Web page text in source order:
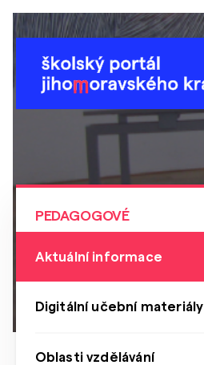
PEDAGOGOVÉ
Aktuální informace
Digitální učební materiály
Oblasti vzdělávání